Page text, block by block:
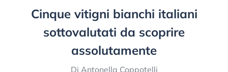
Cinque vitigni bianchi italiani
sottovalutati da scoprire
assolutamente
Di Antonella Coppotelli